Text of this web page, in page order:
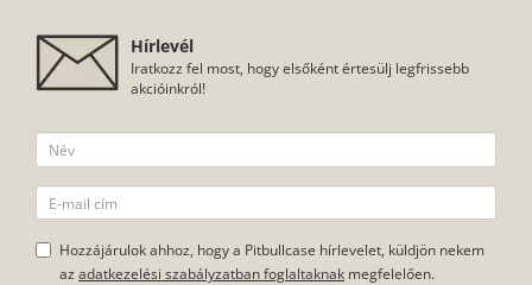
Hírlevél
Iratkozz fel most, hogy elsőként értesülj legfrissebb
akcióinkról!
Hozzájárulok ahhoz, hogy a Pitbullcase hírlevelet, küldjön nekem
az adatkezelési szabályzatban foglaltaknak megfelelően.